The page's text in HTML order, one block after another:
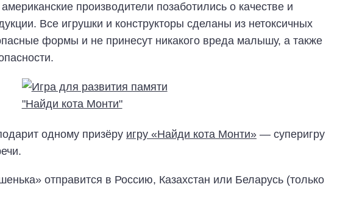
производители позаботились о качестве и
Все игрушки и конструкторы сделаны из нетоксичных
формы и не принесут никакого вреда малышу, а также
одному призёру игру «Найди кота Монти» — суперигру
отправится в Россию, Казахстан или Беларусь (только